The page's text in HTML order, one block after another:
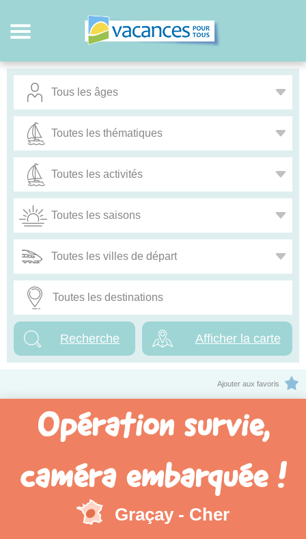
Afficher la carte
Ajouter aux favoris
Opération survie,
caméra embarquée !
Graçay - Cher